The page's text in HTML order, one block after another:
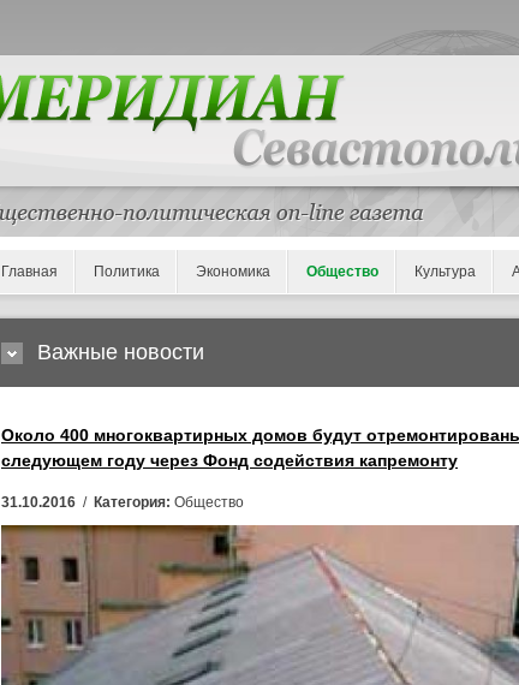
Главная Политика Экономика Общество Культура
Важные новости
Около 400 многоквартирных домов будут
следующем году через Фонд содействия капремонту
31.10.2016 / Категория: Общество